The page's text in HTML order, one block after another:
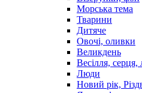
Морська тема
Тварини
Дитяче
Овочі, оливки
Великдень
Весілля,
Люди
Новий рік,